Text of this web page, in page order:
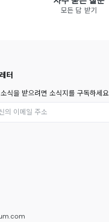
모든 답 받기
터
식을 받으려면 소식지를 구독하세요